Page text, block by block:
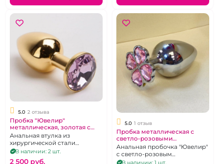
5.0 2 отзыва
Пробка "Ювелир"
металлическая, золотая с
сиреневым кристаллом
размер М
Анальная втулка из
хирургической стали
золотого цвета с нежно-
сиреневым кристаллом.
В наличии: 2 шт.
2 500 pуб.
5.0 1 отзыв
Пробка металлическая с
светло-розовыми
кристаллами "Клевер" L
Анальная пробочка "Ювелир"
с светло-розовым
кристаллом